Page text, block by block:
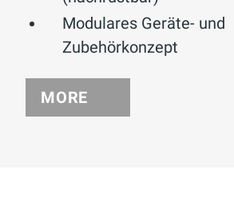
Modulares Geräte- und
Zubehörkonzept
MORE